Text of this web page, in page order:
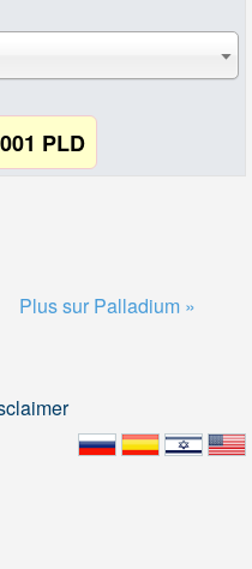
PLD
Plus sur Palladium »